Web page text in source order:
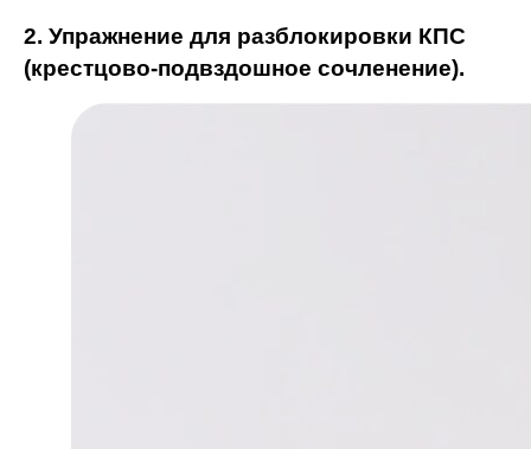
2. Упражнение для разблокировки КПС
(крестцово-подвздошное сочленение).